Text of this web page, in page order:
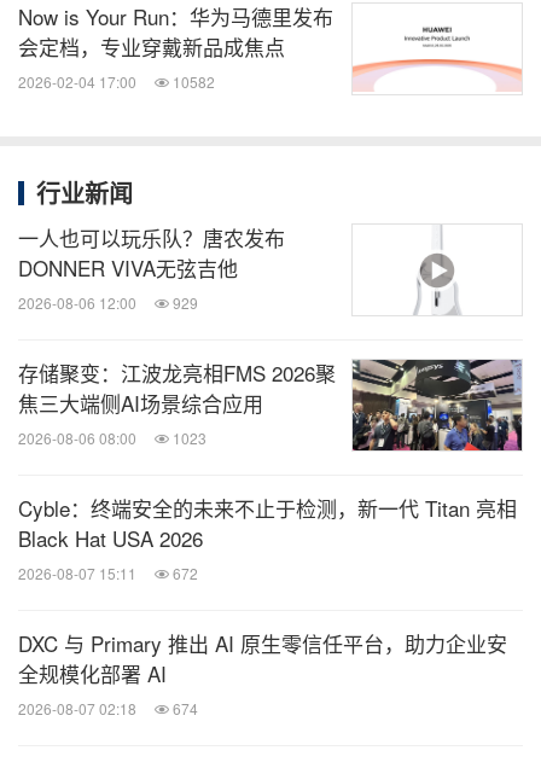
Now is Your Run：华为马德里发布
会定档，专业穿戴新品成焦点
2026-02-04 17:00 10582
行业新闻
一人也可以玩乐队？唐农发布
DONNER VIVA无弦吉他
2026-08-06 12:00 929
存储聚变：江波龙亮相FMS 2026聚
焦三大端侧AI场景综合应用
2026-08-06 08:00 1023
Cyble：终端安全的未来不止于检测，新一代 Titan 亮相
Black Hat USA 2026
2026-08-07 15:11 672
DXC 与 Primary 推出 AI 原生零信任平台，助力企业安
全规模化部署 AI
2026-08-07 02:18 674